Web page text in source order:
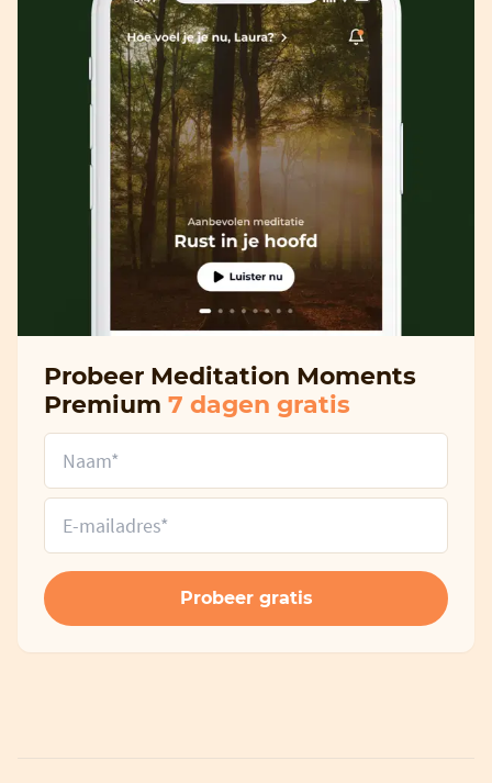
Probeer Meditation Moments
Premium 7 dagen gratis